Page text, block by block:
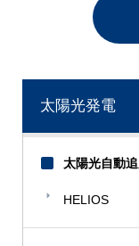
太陽光発電
太陽光自動
HELIOS